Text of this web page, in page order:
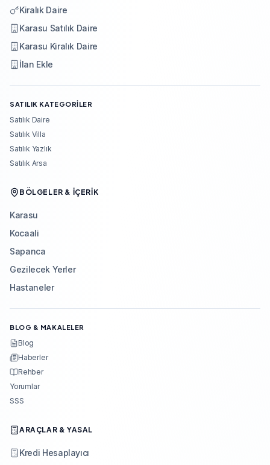
Kiralık Daire
Karasu Satılık Daire
Karasu Kiralık Daire
İlan Ekle
SATILIK KATEGORILER
Satılık Daire
Satılık Villa
Satılık Yazlık
Satılık Arsa
BÖLGELER & İÇERIK
Karasu
Kocaali
Sapanca
Gezilecek Yerler
Hastaneler
BLOG & MAKALELER
Blog
Haberler
Rehber
Yorumlar
SSS
ARAÇLAR & YASAL
Kredi Hesaplayıcı